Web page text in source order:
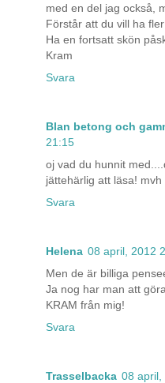
med en del jag också,
Förstår att du vill ha
Ha en fortsatt skön
Kram
Svara
Blan betong och
21:15
oj vad du hunnit
jättehärlig att läsa! mvh
Svara
Helena 08 april, 2012
Men de är billiga
Ja nog har man att
KRAM från mig!
Svara
Trasselbacka 08 april,